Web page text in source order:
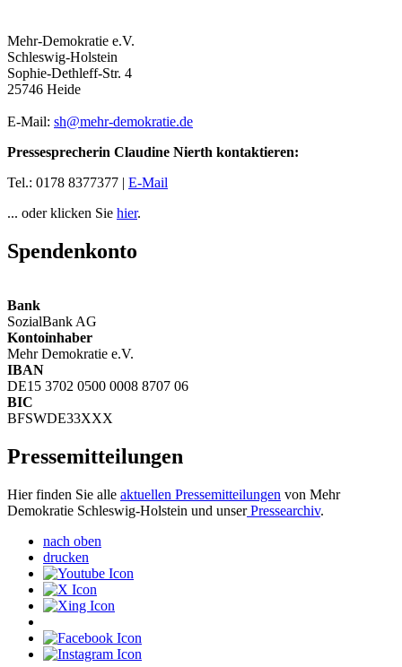
Mehr-Demokratie e.V.
Schleswig-Holstein
Sophie-Dethleff-Str. 4
25746 Heide
E-Mail: sh@mehr-demokratie.de
Pressesprecherin Claudine Nierth kontaktieren:
Tel.: 0178 8377377 | E-Mail
... oder klicken Sie hier.
Spendenkonto
Bank
SozialBank AG
Kontoinhaber
Mehr Demokratie e.V.
IBAN
DE15 3702 0500 0008 8707 06
BIC
BFSWDE33XXX
Pressemitteilungen
Hier finden Sie alle aktuellen Pressemitteilungen von Mehr
Demokratie Schleswig-Holstein und unserPressearchiv.
nach oben
drucken